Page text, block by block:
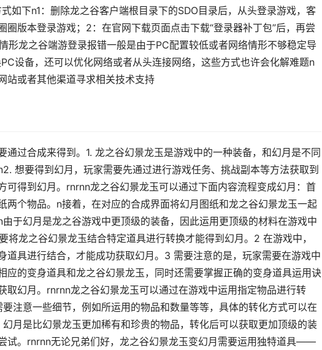
如下n1：删除龙之谷客户端根目录下的SDO目录后，从头登录游戏，客
圈版本登录游戏；2：在官网下载页面点击下载“登录器补丁包”后，再尝
形龙之谷端游登录报错一般是由于PC配置较低或者网络情形不够稳定导
设备，还可以优化网络或者从头连接网络，这些方式也许会化解难题n
站或者其他渠道寻求相关技术支持
通过合成来得到。1. 龙之谷幻景龙玉是游戏中的一种装备，和幻月是不同
想要得到幻月，玩家需要先通过进行游戏任务、挑战副本等方法获取到
可得到幻月。rnrnn龙之谷幻景龙玉可以通过下面内容流程变成幻月：首
两个物品。n接着，在对应的合成界面将幻月图纸和龙之谷幻景龙玉一起
于幻月是龙之谷游戏中更顶级的装备，因此运用更顶级的材料在游戏中
将龙之谷幻景龙玉结合特定道具进行转换才能得到幻月。2 在游戏中，
道具进行结合，才能成功获取幻月。3 需要注意的是，玩家需要在游戏中
应的变身道具和龙之谷幻景龙玉，同时还需要掌握正确的变身道具运用诀
取幻月。rnrnn龙之谷幻景龙玉可以通过在游戏中运用指定物品进行转
注意一些细节，例如所运用的物品和数量等等，具体的转化方式可以在
月是比幻景龙玉更加稀有和珍贵的物品，转化后可以获取更加顶级的装
试。rnrnn无论兄弟们好，龙之谷幻景龙玉变幻月需要运用独特道具——